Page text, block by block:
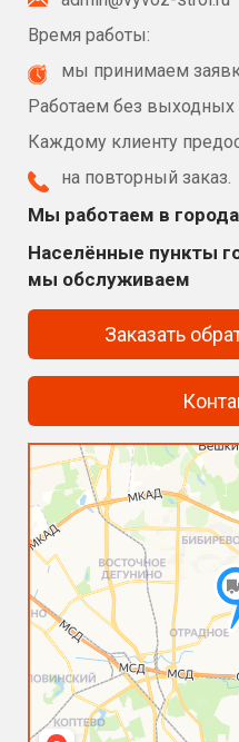
Время работы:
мы принимаем
Работаем без выходных
Каждому клиенту
на повторный заказ.
Мы работаем в
Населённые пункты
мы обслуживаем